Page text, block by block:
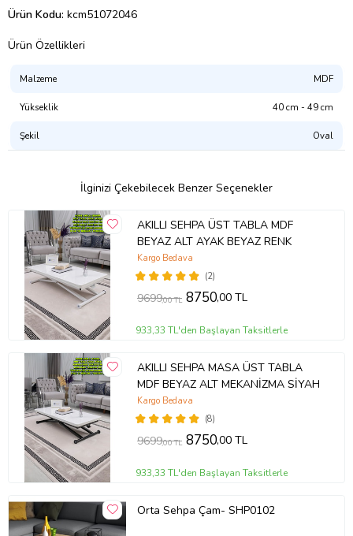
Ürün Kodu: kcm51072046
Ürün Özellikleri
Malzeme MDF
Yükseklik 40 cm - 49 cm
Şekil Oval
İlginizi Çekebilecek Benzer Seçenekler
AKILLI SEHPA ÜST TABLA MDF
BEYAZ ALT AYAK BEYAZ RENK
(2)
Kargo Bedava
9699,00 TL 8750,00 TL
933,33 TL'den Başlayan Taksitlerle
AKILLI SEHPA MASA ÜST TABLA
MDF BEYAZ ALT MEKANİZMA SİYAH
(8)
Kargo Bedava
9699,00 TL 8750,00 TL
933,33 TL'den Başlayan Taksitlerle
Orta Sehpa Çam- SHP0102